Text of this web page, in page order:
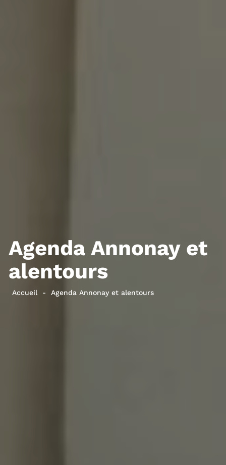
Agenda Annonay et
alentours
Accueil Agenda Annonay et alentours